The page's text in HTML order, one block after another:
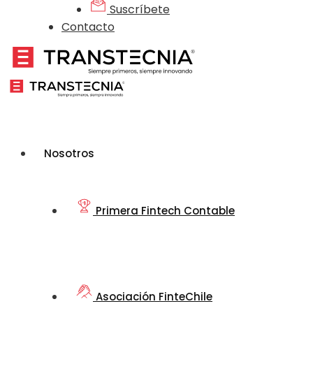
Suscríbete
Contacto
Nosotros
Primera Fintech Contable
Asociación FinteChile